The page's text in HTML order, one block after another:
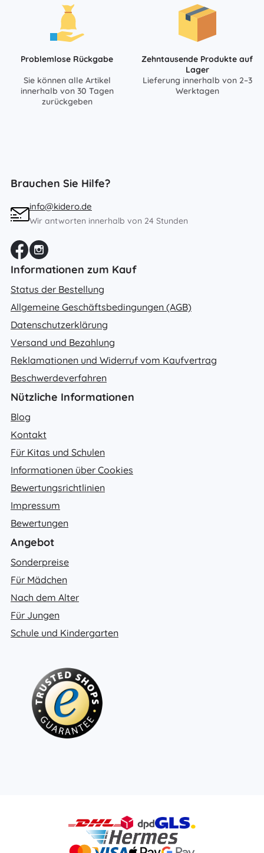
Problemlose Rückgabe
Sie können alle Artikel
innerhalb von 30 Tagen
zurückgeben
Zehntausende Produkte auf
Lager
Lieferung innerhalb von 2–3
Werktagen
Brauchen Sie Hilfe?
info@kidero.de
Wir antworten innerhalb von 24 Stunden
Informationen zum Kauf
Status der Bestellung
Allgemeine Geschäftsbedingungen (AGB)
Datenschutzerklärung
Versand und Bezahlung
Reklamationen und Widerruf vom Kaufvertrag
Beschwerdeverfahren
Nützliche Informationen
Blog
Kontakt
Für Kitas und Schulen
Informationen über Cookies
Bewertungsrichtlinien
Impressum
Bewertungen
Angebot
Sonderpreise
Für Mädchen
Nach dem Alter
Für Jungen
Schule und Kindergarten